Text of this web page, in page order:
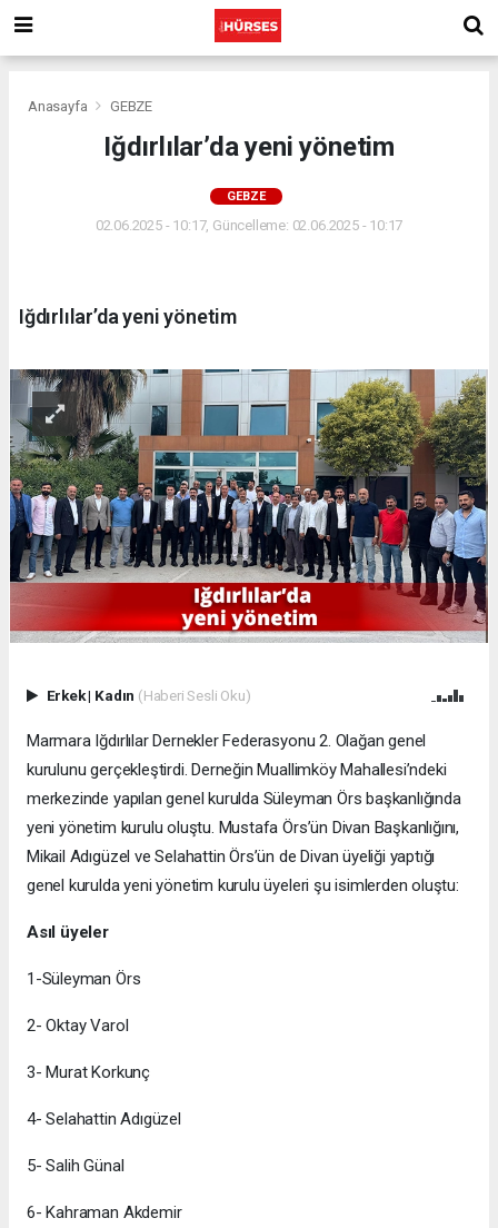
Anasayfa GEBZE
Iğdırlılar’da yeni yönetim
GEBZE
02.06.2025 - 10:17, Güncelleme: 02.06.2025 - 10:17
Iğdırlılar’da yeni yönetim
Erkek| Kadın (Haberi Sesli Oku)
Marmara Iğdırlılar Dernekler Federasyonu 2. Olağan genel
kurulunu gerçekleştirdi. Derneğin Muallimköy Mahallesi’ndeki
merkezinde yapılan genel kurulda Süleyman Örs başkanlığında
yeni yönetim kurulu oluştu. Mustafa Örs’ün Divan Başkanlığını,
Mikail Adıgüzel ve Selahattin Örs’ün de Divan üyeliği yaptığı
genel kurulda yeni yönetim kurulu üyeleri şu isimlerden oluştu:
Asıl üyeler
1-Süleyman Örs
2- Oktay Varol
3- Murat Korkunç
4- Selahattin Adıgüzel
5- Salih Günal
6- Kahraman Akdemir